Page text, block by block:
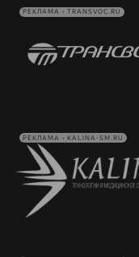
РЕКЛАМА • TRANSVOC.RU
РЕКЛАМА • KALINA-SM.RU